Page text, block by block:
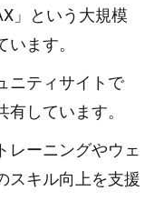
」という大規模
ます。
ニティサイトで
しています。
レーニングやウェ
スキル向上を支援